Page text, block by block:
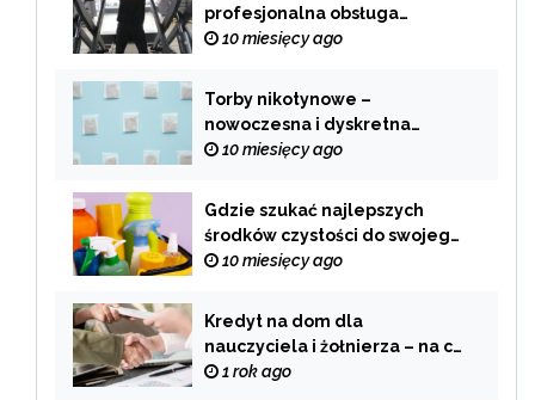
profesjonalna obsługa
Twojego samochodu
10 miesięcy ago
Torby nikotynowe –
nowoczesna i dyskretna
alternatywa dla tradycyjnego
10 miesięcy ago
Gdzie szukać najlepszych
środków czystości do swojego
domu?
10 miesięcy ago
Kredyt na dom dla
nauczyciela i żołnierza – na co
zwrócić uwagę przy wyborze
1 rok ago